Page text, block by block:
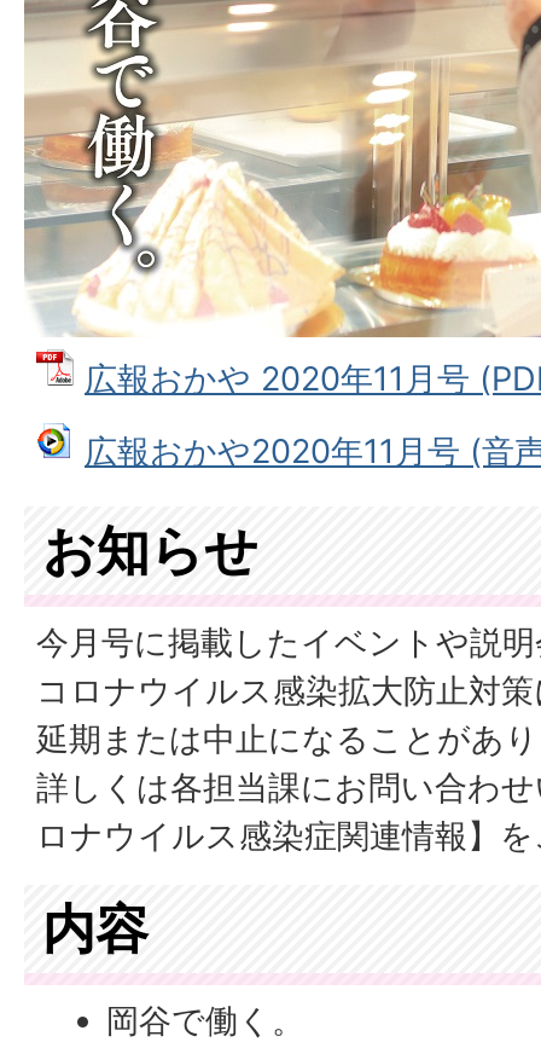
広報おかや 2020年11月号
広報おかや2020年11月号 (音
お知らせ
今月号に掲載したイベントや説
コロナウイルス感染拡大防止対
延期または中止になることがあ
詳しくは各担当課にお問い合わ
ロナウイルス感染症関連情報】
内容
岡谷で働く。